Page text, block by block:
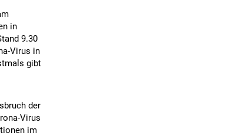
in
9.30
Virus in
gibt
der
Virus
im